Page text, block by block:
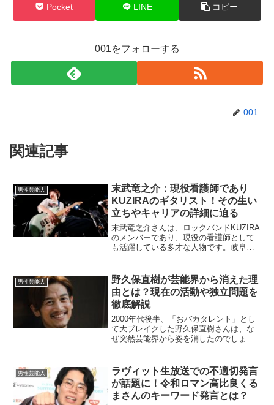
Pocket LINE コピー
001をフォローする
001
関連記事
男性芸能人
末武竜之介：現役看護師であり
KUZIRAのギタリスト！その生い
立ちやキャリアの詳細に迫る
末武竜之介さんは、ロックバンドKUZIRA
のメンバーであり、現役の看護師として
も活躍している多才な人物です。岐阜県
行っています。この記事では、末武竜之
介さんの看護師とし...
男性芸能人
野久保直樹が芸能界から消えた理
由とは？現在の活動や独立問題を
徹底解説
2000年代後半、「おバカタレント」とし
て大ブレイクした野久保直樹さんは、な
ぜ突然芸能界から姿を消したのでしょう
久保直樹はなぜ人気絶頂期に消えた？野
久保直樹さんが芸能界...
男性芸能人
ラヴィット生放送での不適切発言
が話題に！令和ロマン高比良くる
まさんのキーワード発言とは？